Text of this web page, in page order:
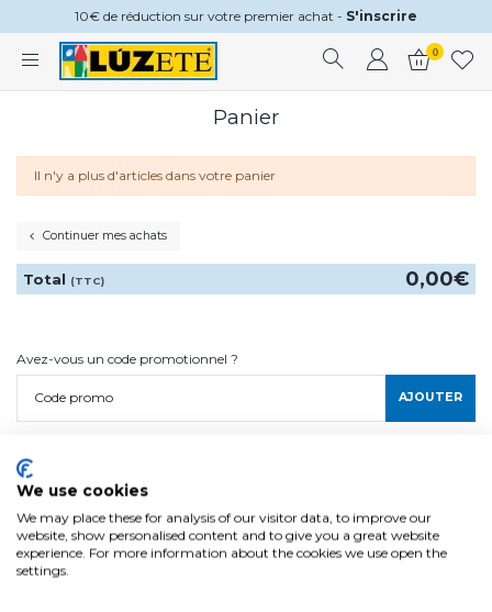
10€ de réduction sur votre premier achat - S'inscrire
0
Panier
Il n'y a plus d'articles dans votre panier
Continuer mes achats
Total (TTC) 0,00€
Avez-vous un code promotionnel ?
Code promo AJOUTER
We use cookies
We may place these for analysis of our visitor data, to improve our
website, show personalised content and to give you a great website
experience. For more information about the cookies we use open the
settings.